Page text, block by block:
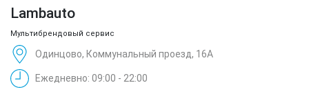
Lambauto
Мультибрендовый сервис
Одинцово, Коммунальный проезд, 16А
Ежедневно: 09:00 - 22:00